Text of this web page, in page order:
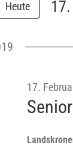
Heute
17.